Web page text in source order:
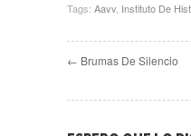
Tags: Aavv Instituto De
← Brumas De Silencio